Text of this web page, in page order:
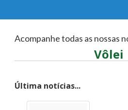
Acompanhe todas as nossas
Vôlei
Última notícias...